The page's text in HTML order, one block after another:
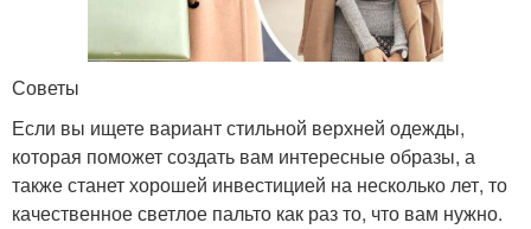
Советы
Если вы ищете вариант стильной верхней одежды,
которая поможет создать вам интересные образы, а
также станет хорошей инвестицией на несколько лет, то
качественное светлое пальто как раз то, что вам нужно.